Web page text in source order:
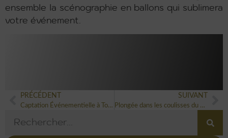
ensemble la scénographie en ballons qui sublimera
votre événement.
PRÉCÉDENT
Captation Événementielle à Toulouse : Créez des Souvenirs et du Contenu Durable
SUIVANT
Plongée dans les coulisses du Gala caritatif du Fonds de dotation du Stade Toulousain